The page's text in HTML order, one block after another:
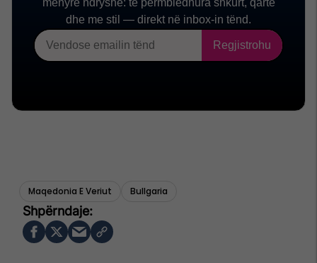
Maqedonia E Veriut Bullgaria